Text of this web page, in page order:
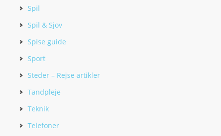
Spil
Spil & Sjov
Spise guide
Sport
Steder – Rejse artikler
Tandpleje
Teknik
Telefoner